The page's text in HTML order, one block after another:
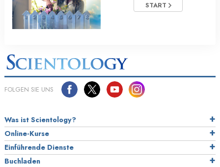
START
FOLGEN SIE UNS
Was ist Scientology?
Online-Kurse
Einführende Dienste
Buchladen